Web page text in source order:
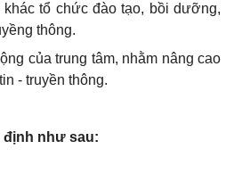
tổ chức đào tạo, bồi dưỡng,
thông.
của trung tâm, nhằm nâng cao
- truyền thông.
định như sau: